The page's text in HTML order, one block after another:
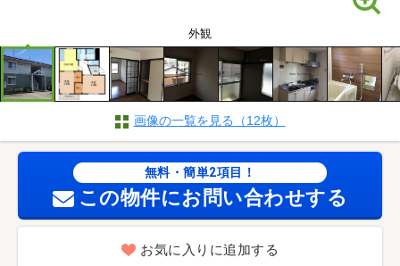
外観
画像の一覧を見る（12枚）
無料・簡単2項目！
この物件にお問い合わせする
お気に入りに追加する